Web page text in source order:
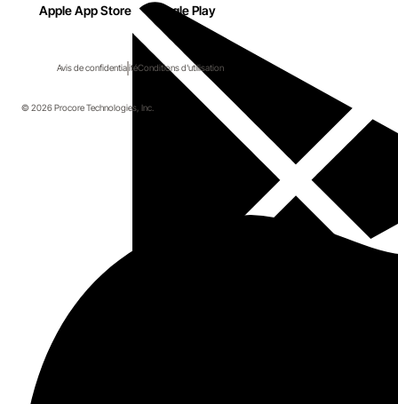
Apple App Store Google Play
Avis de confidentialitéConditions d'utilisation
© 2026 Procore Technologies, Inc.